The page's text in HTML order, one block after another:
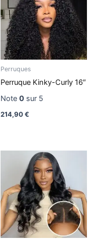
Perruques
Perruque Kinky-Curly 16″
Note 0sur 5
214,90€